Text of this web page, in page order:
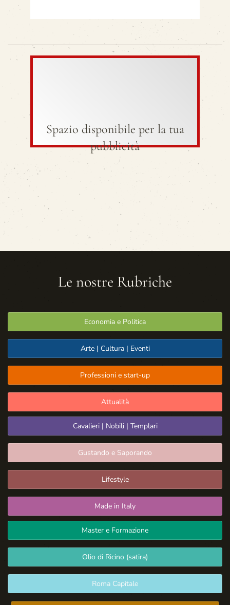
Spazio disponibile per la tua
pubblicità
Le nostre Rubriche
Economia e Politica
Arte | Cultura | Eventi
Professioni e start-up
Attualità
Cavalieri | Nobili | Templari
Gustando e Saporando
Lifestyle
Made in Italy
Master e Formazione
Olio di Ricino (satira)
Roma Capitale